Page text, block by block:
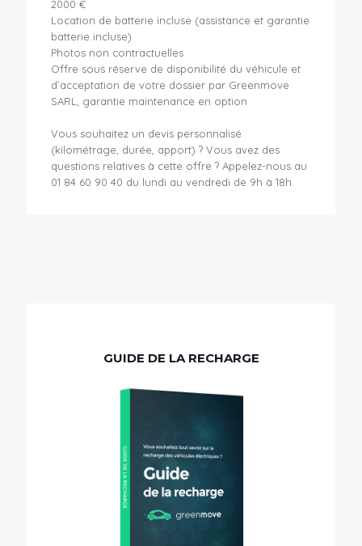
2000 €
Location de batterie incluse (assistance et garantie
batterie incluse)
Photos non contractuelles
Offre sous réserve de disponibilité du véhicule et
d’acceptation de votre dossier par Greenmove
SARL, garantie maintenance en option
Vous souhaitez un devis personnalisé
(kilométrage, durée, apport) ? Vous avez des
questions relatives à cette offre ? Appelez-nous au
01 84 60 90 40 du lundi au vendredi de 9h à 18h.
GUIDE DE LA RECHARGE